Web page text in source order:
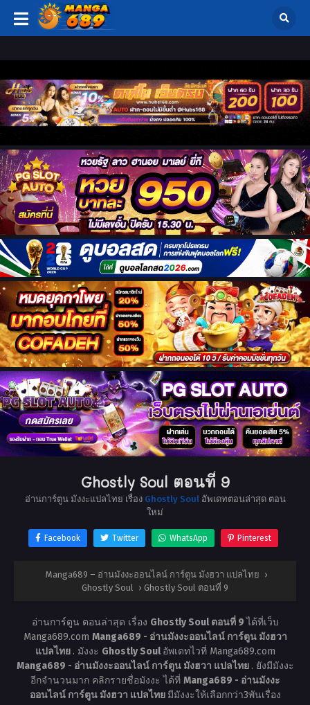
Ghostly Soul ตอนที่ 9
อ่านการ์ตูน มังงะแปลไทย เรื่อง Ghostly Soul อัพเดทตอนล่าสุด ตอน
ใหม่
Facebook Twitter WhatsApp Pinterest
Manga689 – อ่านมังงะออนไลน์ การ์ตูน มังฮวา แปลไทย ›
Ghostly Soul
› Ghostly Soul ตอนที่ 9
อ่านการ์ตูน ตอนล่าสุด เรื่อง Ghostly Soul ตอนที่ 9ได้ที่เว็บ
Manga689.com Manga689 - อ่านมังงะออนไลน์ การ์ตูน มังฮวา
แปลไทย . มังงะ Ghostly Soulอัพเดทไวที่ Manga689.com
Manga689 - อ่านมังงะออนไลน์ การ์ตูน มังฮวา แปลไทย . ยังมีมังงะ
อีกจำนวนมาก คลิกรายชื่อมังงะ ได้ที่ Manga689 - อ่านมังงะ
ออนไลน์ การ์ตูน มังฮวา แปลไทย มีมังงะให้เลือกกว่า3พันเรื่อง